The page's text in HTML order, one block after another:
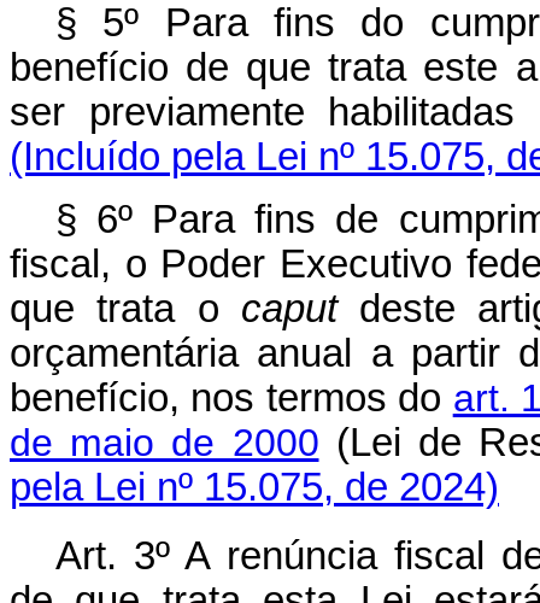
§ 5º Para fins do
benefício de que trata este
ser previamente
(Incluído pela Lei nº 15.075,
§ 6º Para fins de
fiscal, o Poder Executivo
que trata o caput deste
orçamentária anual a partir
benefício, nos termos do art.
de maio de 2000 (Lei de
pela Lei nº 15.075, de 2024)
Art. 3º A renúncia fiscal